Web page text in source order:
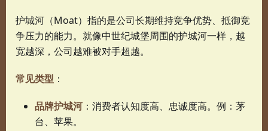
护城河（Moat）指的是公司长期维持竞争优势、抵御竞
争压力的能力。就像中世纪城堡周围的护城河一样，越
宽越深，公司越难被对手超越。
常见类型 ：
品牌护城河：消费者认知度高、忠诚度高。例：茅
台、苹果。